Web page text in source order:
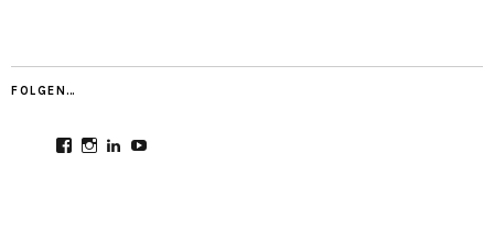
FOLGEN…
ProfilProfilProfilProfil